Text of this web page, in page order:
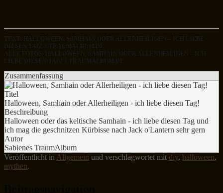
TEXT: HALLOWEEN, SAMHAIN ODER ALLERHEILIGEN – ICH LIEBE
DIESEN TAG! ©TRAUMALBUM.DE
ALLE FOTOS: HALLOWEEN, SAMHAIN ODER ALLERHEILIGEN – ICH
LIEBE DIESEN TAG! ©TRAUMALBUM.DE
Zusammenfassung
Titel
Halloween, Samhain oder Allerheiligen - ich liebe diesen Tag!
Beschreibung
Halloween oder das keltische Samhain - ich liebe diesen Tag und
ich mag die geschnitzen Kürbisse nach Jack o'Lantern sehr gern
Autor
Sabienes TraumAlbum
Veröffentlicht in Allgemein und verschlagwortet mit diy, halloween,
mythen.